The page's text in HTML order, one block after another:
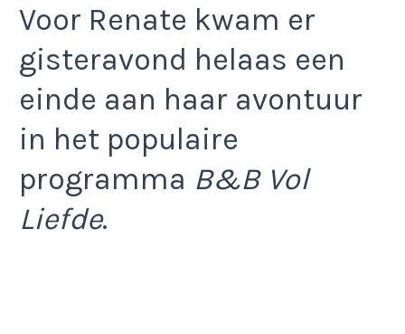
Voor Renate kwam er
gisteravond helaas een
einde aan haar avontuur
in het populaire
programma B&B Vol
Liefde.